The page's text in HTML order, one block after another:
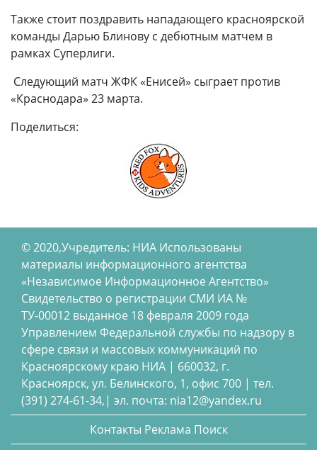
Также стоит поздравить нападающего красноярской
команды Дарью Блинову с дебютным матчем в
рамках Суперлиги.
Следующий матч ЖФК «Енисей» сыграет против
«Краснодара» 23 марта.
Поделиться:
© 2020,Учредитель: НИА Использованы
материалы информационного агентства
«Независимое Информационное Агентство»
Свидетельство о регистрации СМИ ИА №
ТУ-00012 выданное 18 февраля 2009 года
Управлением Федеральной службы по надзору в
сфере связи и массовых коммуникаций по
Красноярскому краю НИА | 660032, г.
Красноярск, ул. Белинского, 1, офис 700 | тел.
(391) 274-61-34,| эл. почта: nia12@yandex.ru
Контакты Реклама Поиск